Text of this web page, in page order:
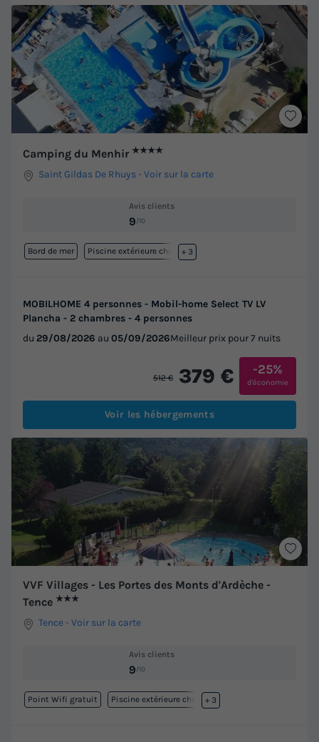
Camping du Menhir ★★★★
Saint Gildas De Rhuys -Voir sur la carte
Avis clients
9/10
Bord de mer Piscine extérieure chauffée
+ 3
MOBILHOME 4 personnes - Mobil-home Select TV LV
Plancha - 2 chambres - 4 personnes
du 29/08/2026 au 05/09/2026Meilleur prix pour 7 nuits
512 € 379 € -25%
d'économie
Voir les hébergements
VVF Villages - Les Portes des Monts d'Ardèche -
Tence ★★★
Tence -Voir sur la carte
Avis clients
9/10
Point Wifi gratuit Piscine extérieure chauffée
+ 3